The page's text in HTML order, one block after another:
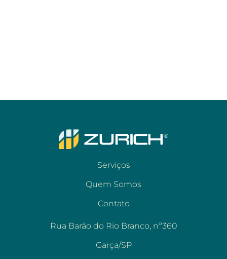
Serviços
Quem Somos
Contato
Rua Barão do Rio Branco, nº360
Garça/SP